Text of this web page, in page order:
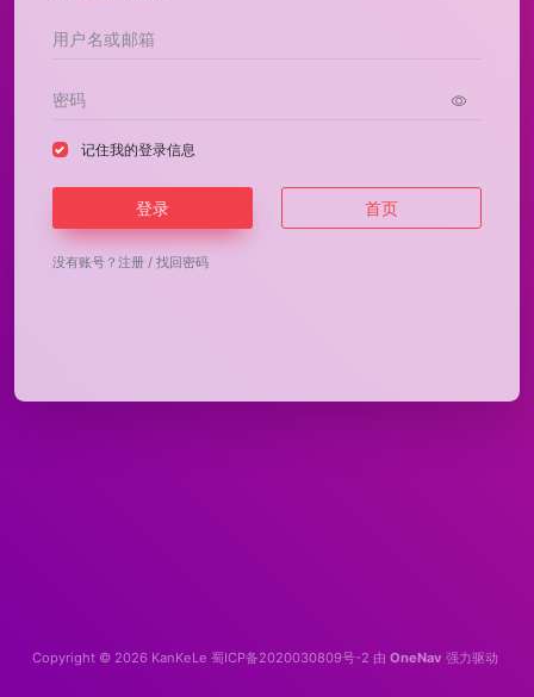
记住我的登录信息
登录 首页
没有账号？ 注册 / 找回密码
Copyright © 2026 KanKeLe 蜀ICP备2020030809号-2 由 OneNav 强力驱动